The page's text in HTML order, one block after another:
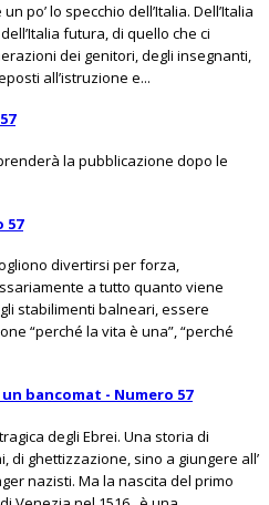
po’ lo specchio dell’Italia. Dell’Italia
futura, di quello che ci
dei genitori, degli insegnanti,
all’istruzione e...
la pubblicazione dopo le
57
divertirsi per forza,
a tutto quanto viene
stabilimenti balneari, essere
“perché la vita è una”, “perché
bancomat - Numero 57
degli Ebrei. Una storia di
di ghettizzazione, sino a giungere all’
nazisti. Ma la nascita del primo